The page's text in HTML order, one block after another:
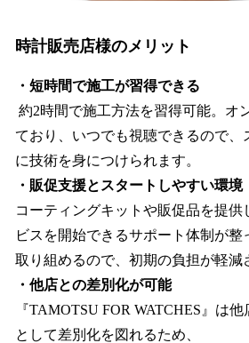
時計販売店様のメリット
・短時間で施工が習得できる
約2時間で施工方法を習得可能。オ
ており、いつでも視聴できるので、
に技術を身につけられます。
・販促支援とスタートしやすい環境
コーティングキットや販促品を提供
ビスを開始できるサポート体制が整
取り組めるので、初期の負担が軽減
・他店との差別化が可能
『TAMOTSU FOR WATCHES』は
として差別化を図れるため、